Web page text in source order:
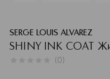
SERGE LOUIS ALVAREZ
SHINY INK COAT
(0)